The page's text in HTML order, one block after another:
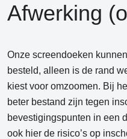
Afwerking
Onze screendoeken
besteld, alleen is de rand
kiest voor omzoomen. Bij
beter bestand zijn tegen
bevestigingspunten in een
ook hier de risico’s op